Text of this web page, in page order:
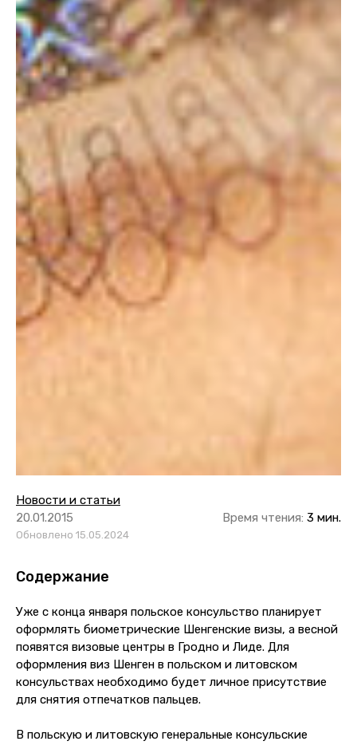
Новости и статьи
20.01.2015
Обновлено 15.05.2024
Время чтения: 3 мин.
Содержание
Уже с конца января польское консульство планирует
оформлять биометрические Шенгенские визы, а весной
появятся визовые центры в Гродно и Лиде. Для
оформления виз Шенген в польском и литовском
консульствах необходимо будет личное присутствие
для снятия отпечатков пальцев.
В польскую и литовскую генеральные консульские